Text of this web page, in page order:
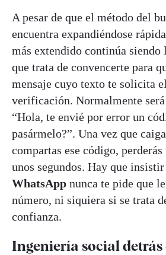
A pesar de que el método del
encuentra expandiéndose
más extendido continúa siendo
que trata de convencerte para
mensaje cuyo texto te solicita
verificación. Normalmente
“Hola, te envié por error un
pasármelo?”. Una vez que
compartas ese código,
unos segundos. Hay que insistir
WhatsApp nunca te pide que
número, ni siquiera si se trata
confianza.
Ingeniería social